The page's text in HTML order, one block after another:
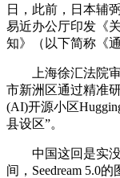
日，此前，日本辅
易近办公厅印发《
知》（以下简称《
上海徐汇法院审
市新洲区通过精准
(AI)开源小区
县设区”。
中国这回是实没
间，Seedream 5.0